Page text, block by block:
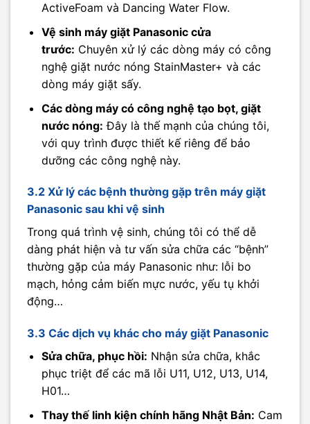
ActiveFoam và Dancing Water Flow.
Vệ sinh máy giặt Panasonic cửa
trước: Chuyên xử lý các dòng máy có công
nghệ giặt nước nóng StainMaster+ và các
dòng máy giặt sấy.
Các dòng máy có công nghệ tạo bọt, giặt
nước nóng: Đây là thế mạnh của chúng tôi,
với quy trình được thiết kế riêng để bảo
dưỡng các công nghệ này.
3.2 Xử lý các bệnh thường gặp trên máy giặt
Panasonic sau khi vệ sinh
Trong quá trình vệ sinh, chúng tôi có thể dễ
dàng phát hiện và tư vấn sửa chữa các “bệnh”
thường gặp của máy Panasonic như: lỗi bo
mạch, hỏng cảm biến mực nước, yếu tụ khởi
động…
3.3 Các dịch vụ khác cho máy giặt Panasonic
Sửa chữa, phục hồi: Nhận sửa chữa, khắc
phục triệt để các mã lỗi U11, U12, U13, U14,
H01…
Thay thế linh kiện chính hãng Nhật Bản: Cam